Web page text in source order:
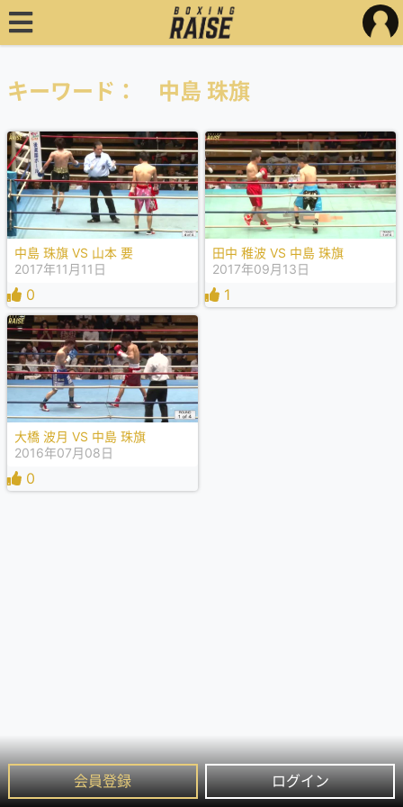
会員登録 ログイン
キーワード： 中島 珠旗
中島 珠旗 VS 山本 要
2017年11月11日
0
田中 稚波 VS 中島 珠旗
2017年09月13日
1
大橋 波月 VS 中島 珠旗
2016年07月08日
0